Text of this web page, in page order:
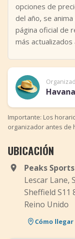
opciones de
del año, se
página oficial de
más
Importante: Los
organizador antes de
UBICACIÓN
Peaks
Lescar Lane,
Sheffield S11
Reino Unido
Cómo llegar